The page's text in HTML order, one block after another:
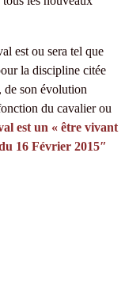
est ou sera tel que
la discipline citée
son évolution
du cavalier ou
est un « être vivant
16 Février 2015″